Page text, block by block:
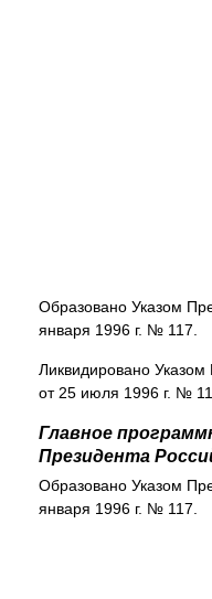
Образовано Указом
января 1996 г. № 117.
Ликвидировано
от 25 июля 1996 г. №
Главное
Президента
Образовано Указом
января 1996 г. № 117.